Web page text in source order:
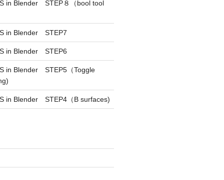
in Blender STEP８（bool tool
in Blender STEP7
in Blender STEP6
in Blender STEP5（Toggle
in Blender STEP4（B surfaces)